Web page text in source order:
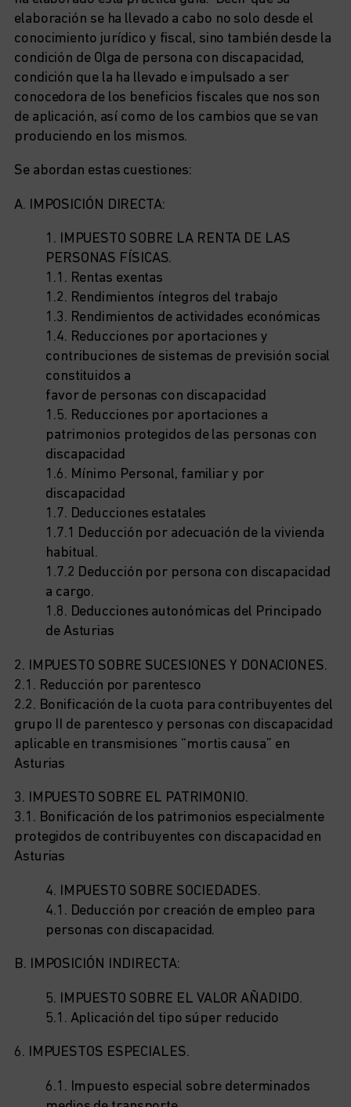
elaboración se ha llevado a cabo no solo desde el
conocimiento jurídico y fiscal, sino también desde la
condición de Olga de persona con discapacidad,
condición que la ha llevado e impulsado a ser
conocedora de los beneficios fiscales que nos son
de aplicación, así como de los cambios que se van
produciendo en los mismos.
Se abordan estas cuestiones:
A. IMPOSICIÓN DIRECTA:
1. IMPUESTO SOBRE LA RENTA DE LAS
PERSONAS FÍSICAS.
1.1. Rentas exentas
1.2. Rendimientos íntegros del trabajo
1.3. Rendimientos de actividades económicas
1.4. Reducciones por aportaciones y
contribuciones de sistemas de previsión social
constituidos a
favor de personas con discapacidad
1.5. Reducciones por aportaciones a
patrimonios protegidos de las personas con
discapacidad
1.6. Mínimo Personal, familiar y por
discapacidad
1.7. Deducciones estatales
1.7.1 Deducción por adecuación de la vivienda
habitual.
1.7.2 Deducción por persona con discapacidad
a cargo.
1.8. Deducciones autonómicas del Principado
de Asturias
2. IMPUESTO SOBRE SUCESIONES Y DONACIONES.
2.1. Reducción por parentesco
2.2. Bonificación de la cuota para contribuyentes del
grupo II de parentesco y personas con discapacidad
aplicable en transmisiones “mortis causa” en
Asturias
3. IMPUESTO SOBRE EL PATRIMONIO.
3.1. Bonificación de los patrimonios especialmente
protegidos de contribuyentes con discapacidad en
Asturias
4. IMPUESTO SOBRE SOCIEDADES.
4.1. Deducción por creación de empleo para
personas con discapacidad.
B. IMPOSICIÓN INDIRECTA:
5. IMPUESTO SOBRE EL VALOR AÑADIDO.
5.1. Aplicación del tipo súper reducido
6. IMPUESTOS ESPECIALES.
6.1. Impuesto especial sobre determinados